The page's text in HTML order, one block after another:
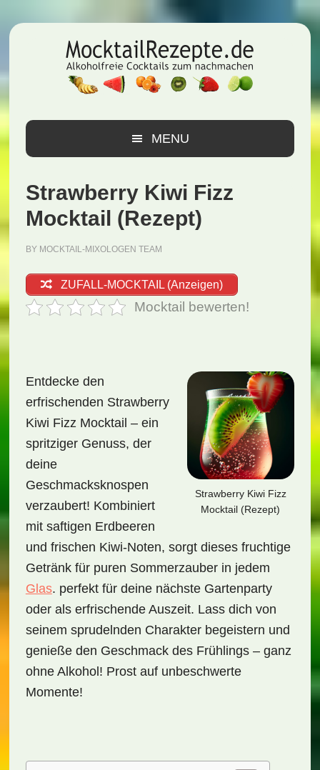
Hauptnavigation
Inhalt
Seitenspalte
MENU
Strawberry Kiwi Fizz
Mocktail (Rezept)
BY MOCKTAIL-MIXOLOGEN TEAM
ZUFALL-MOCKTAIL (Anzeigen)
Mocktail bewerten!
Strawberry Kiwi Fizz
Mocktail (Rezept)
Entdecke den
erfrischenden Strawberry
Kiwi Fizz Mocktail – ein
spritziger Genuss, der
deine
Geschmacksknospen
verzaubert! Kombiniert
mit saftigen Erdbeeren
und frischen Kiwi-Noten, sorgt dieses fruchtige
Getränk für puren Sommerzauber in jedem
Glas. perfekt für deine nächste Gartenparty
oder als erfrischende Auszeit. Lass dich von
seinem sprudelnden Charakter begeistern und
genieße den Geschmack des Frühlings – ganz
ohne Alkohol! Prost auf unbeschwerte
Momente!